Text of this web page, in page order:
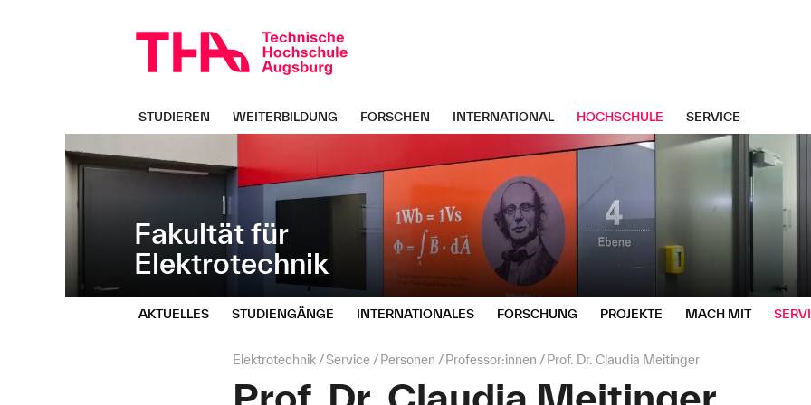
überspringen
Fakultät für
Elektrotechnik
STUDIEREN WEITERBILDUNG FORSCHEN INTERNATIONAL HOCHSCHULE SERVICE
AKTUELLES STUDIENGÄNGE INTERNATIONALES FORSCHUNG PROJEKTE MACH MIT
Seitenpfad:
Elektrotechnik Service Personen Professor:innen Prof. Dr. Claudia Meitinger